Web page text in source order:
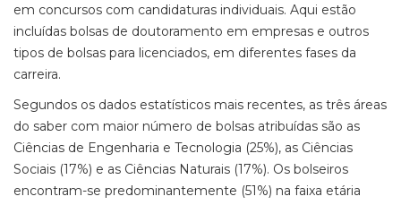
em concursos com candidaturas individuais. Aqui estão
incluídas bolsas de doutoramento em empresas e outros
tipos de bolsas para licenciados, em diferentes fases da
carreira.
Segundos os dados estatísticos mais recentes, as três áreas
do saber com maior número de bolsas atribuídas são as
Ciências de Engenharia e Tecnologia (25%), as Ciências
Sociais (17%) e as Ciências Naturais (17%). Os bolseiros
encontram-se predominantemente (51%) na faixa etária